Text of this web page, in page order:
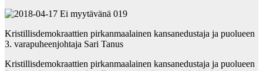
Kristillisdemokraattien pirkanmaalainen kansanedustaja ja puolueen
3. varapuheenjohtaja Sari Tanus
Kristillisdemokraattien pirkanmaalainen kansanedustaja ja puolueen